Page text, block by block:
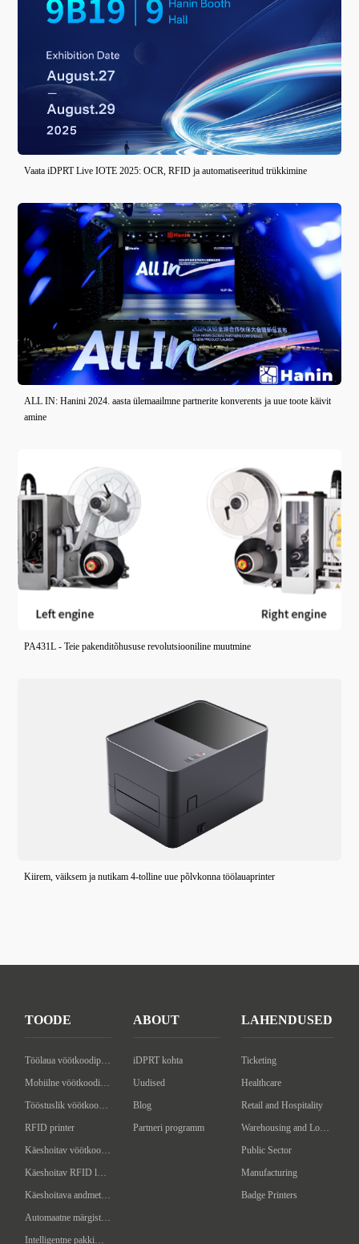
Vaata iDPRT Live IOTE 2025: OCR, RFID ja automatiseeritud trükkimine
ALL IN: Hanini 2024. aasta ülemaailmne partnerite konverents ja uue toote käivit
amine
PA431L - Teie pakenditõhususe revolutsiooniline muutmine
Kiirem, väiksem ja nutikam 4-tolline uue põlvkonna töölauaprinter
TOODE
Töölaua vöötkoodiprinter
Mobiilne vöötkoodiprinter
Tööstuslik vöötkoodiprinter
RFID printer
Käeshoitav vöötkoodi skanner
Käeshoitav RFID lugeja/kirjutaja
Käeshoitava andmeterminal
Automaatne märgistusmasin
Intelligentne pakkimismasin
ABOUT
iDPRT kohta
Uudised
Blog
Partneri programm
LAHENDUSED
Ticketing
Healthcare
Retail and Hospitality
Warehousing and Logistics
Public Sector
Manufacturing
Badge Printers